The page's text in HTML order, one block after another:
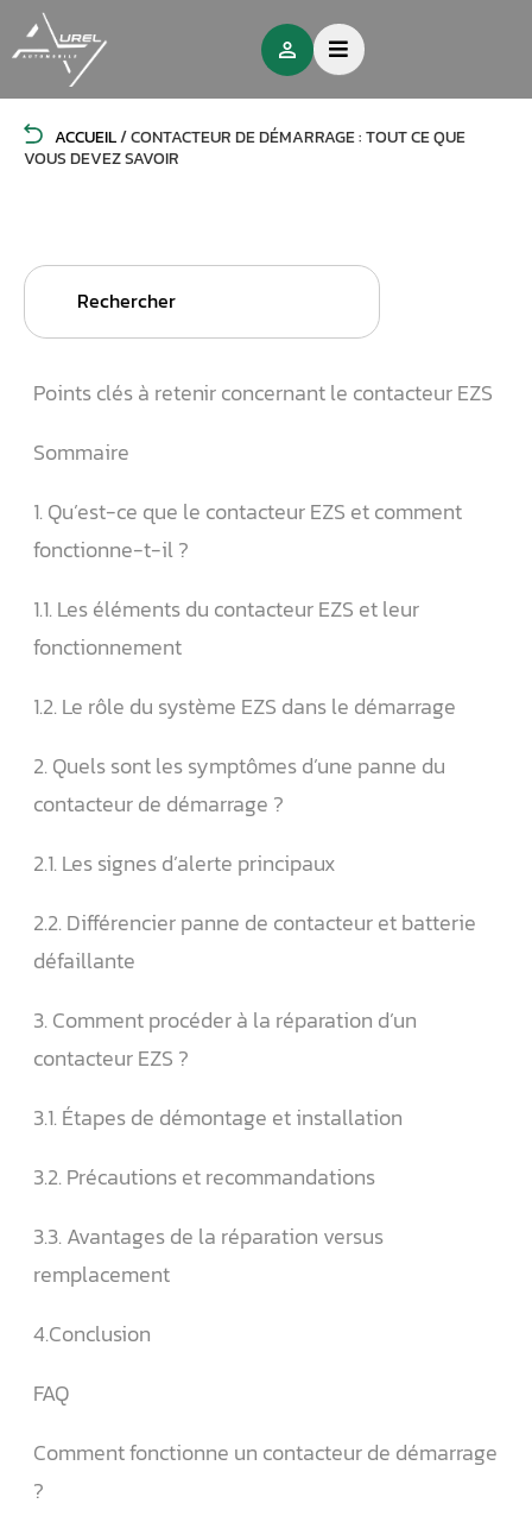
ACCUEIL/CONTACTEUR DE DÉMARRAGE : TOUT CE QUE
VOUS DEVEZ SAVOIR
Search
Points clés à retenir concernant le contacteur EZS
Sommaire
1. Qu’est-ce que le contacteur EZS et comment
fonctionne-t-il ?
1.1. Les éléments du contacteur EZS et leur
fonctionnement
1.2. Le rôle du système EZS dans le démarrage
2. Quels sont les symptômes d’une panne du
contacteur de démarrage ?
2.1. Les signes d’alerte principaux
2.2. Différencier panne de contacteur et batterie
défaillante
3. Comment procéder à la réparation d’un
contacteur EZS ?
3.1. Étapes de démontage et installation
3.2. Précautions et recommandations
3.3. Avantages de la réparation versus
remplacement
4.Conclusion
FAQ
Comment fonctionne un contacteur de démarrage
?